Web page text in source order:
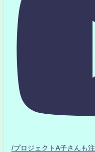
/プロジェクトA子さん